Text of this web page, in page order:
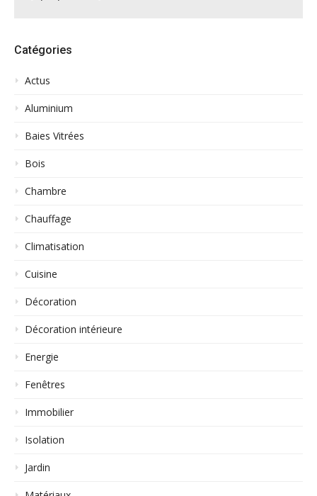
Catégories
Actus
Aluminium
Baies Vitrées
Bois
Chambre
Chauffage
Climatisation
Cuisine
Décoration
Décoration intérieure
Energie
Fenêtres
Immobilier
Isolation
Jardin